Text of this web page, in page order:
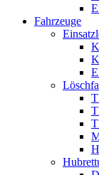
Fahrzeuge